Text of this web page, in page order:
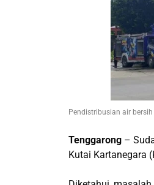
Pendistribusian air
Tenggarong –
Kutai Kartanegara